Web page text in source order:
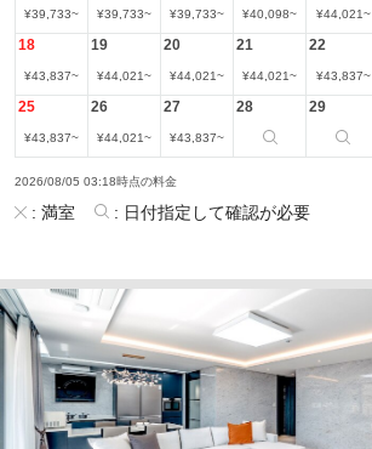
¥39,733~ ¥39,733~ ¥39,733~ ¥40,098~ ¥44,021~
18
¥43,837~
19
¥44,021~
20
¥44,021~
21
¥44,021~
22
¥43,837~
25
¥43,837~
26
¥44,021~
27
¥43,837~
28 29
2026/08/05 03:18時点の料金
: 満室 : 日付指定して確認が必要